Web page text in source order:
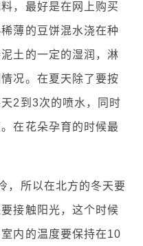
，最好是在网上购买
薄的豆饼混水浇在种
土的一定的湿润，淋
况。在夏天除了要按
2到3次的喷水，同时
在花朵孕育的时候最
，所以在北方的冬天要
接触阳光，这个时候
内的温度要保持在10